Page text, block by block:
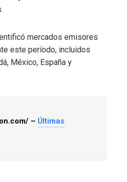
mercados emisores
este período, incluidos
México, España y
– Últimas